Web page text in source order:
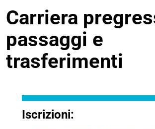
Carriera
passaggi e
trasferimenti
Iscrizioni: